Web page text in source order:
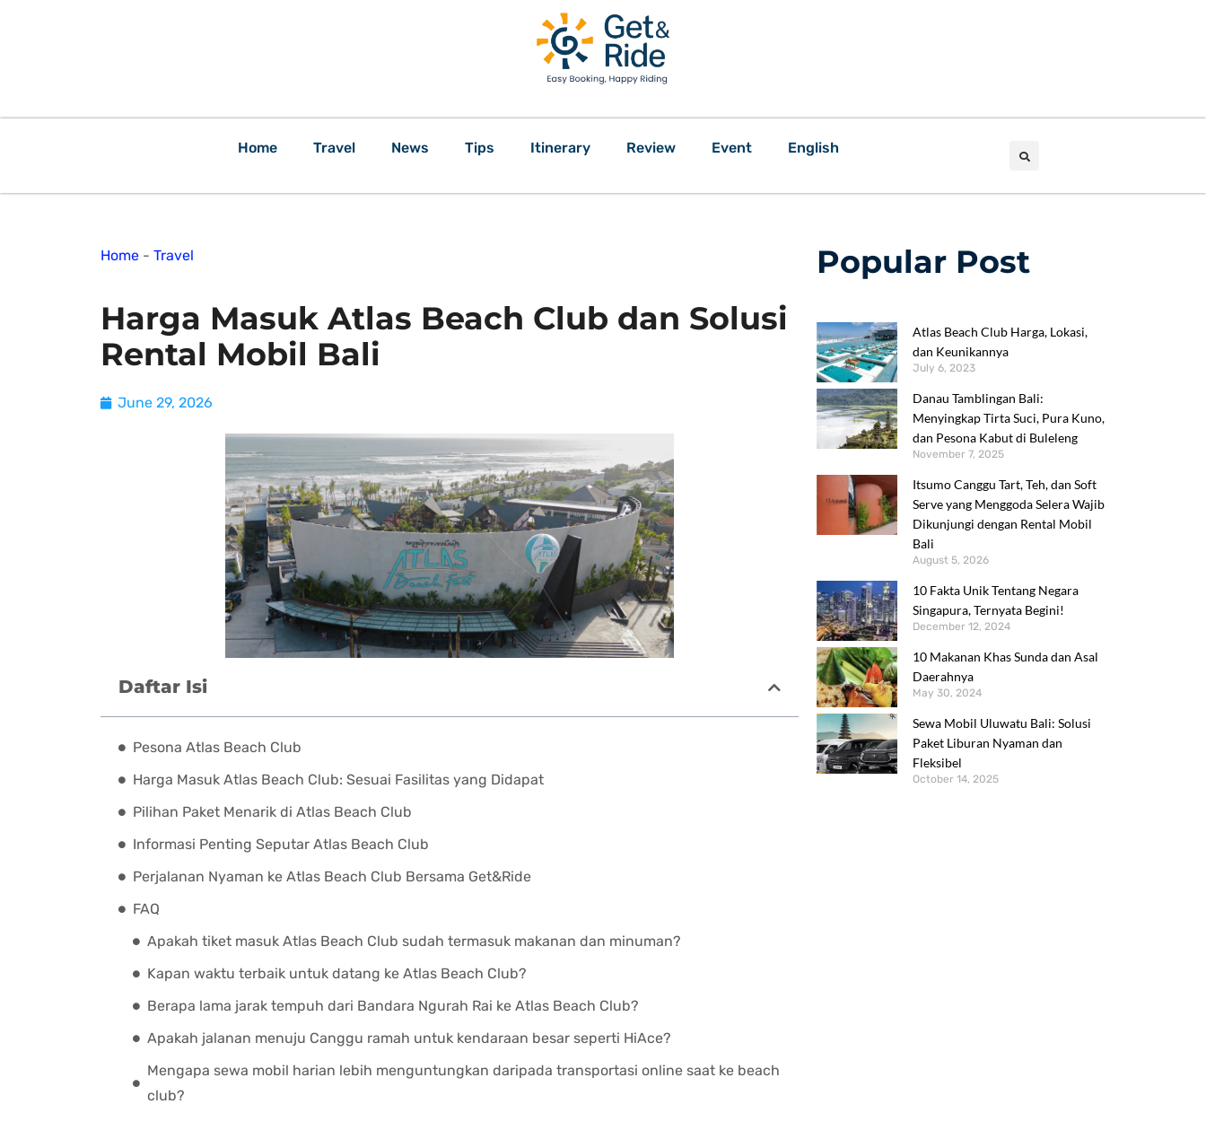
Home Travel News Tips Itinerary Review Event English
Home - Travel
Harga Masuk Atlas Beach Club dan Solusi
Rental Mobil Bali
June 29, 2026
Daftar Isi
Pesona Atlas Beach Club
Harga Masuk Atlas Beach Club: Sesuai Fasilitas yang Didapat
Pilihan Paket Menarik di Atlas Beach Club
Informasi Penting Seputar Atlas Beach Club
Perjalanan Nyaman ke Atlas Beach Club Bersama Get&Ride
FAQ
Apakah tiket masuk Atlas Beach Club sudah termasuk makanan dan minuman?
Kapan waktu terbaik untuk datang ke Atlas Beach Club?
Berapa lama jarak tempuh dari Bandara Ngurah Rai ke Atlas Beach Club?
Apakah jalanan menuju Canggu ramah untuk kendaraan besar seperti HiAce?
Mengapa sewa mobil harian lebih menguntungkan daripada transportasi online saat ke beach
club?
Popular Post
Atlas Beach Club Harga, Lokasi,
dan Keunikannya
July 6, 2023
Danau Tamblingan Bali:
Menyingkap Tirta Suci, Pura Kuno,
dan Pesona Kabut di Buleleng
November 7, 2025
Itsumo Canggu Tart, Teh, dan Soft
Serve yang Menggoda Selera Wajib
Dikunjungi dengan Rental Mobil
Bali
August 5, 2026
10 Fakta Unik Tentang Negara
Singapura, Ternyata Begini!
December 12, 2024
10 Makanan Khas Sunda dan Asal
Daerahnya
May 30, 2024
Sewa Mobil Uluwatu Bali: Solusi
Paket Liburan Nyaman dan
Fleksibel
October 14, 2025